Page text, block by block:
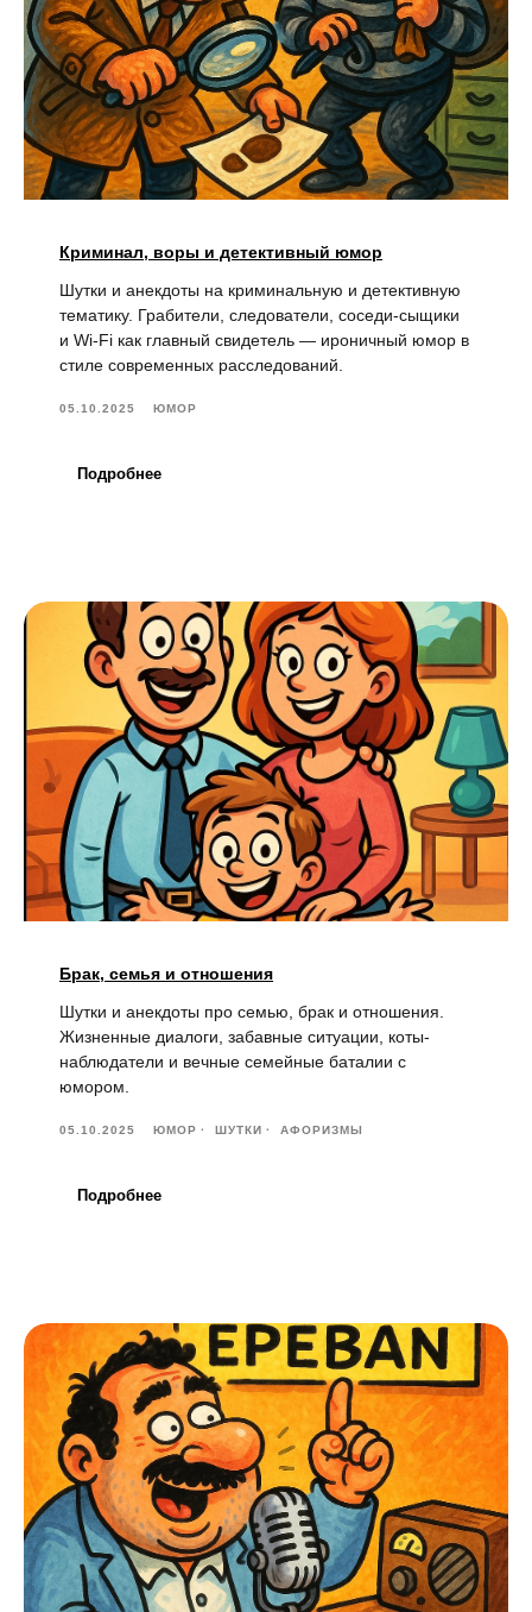
Криминал, воры и детективный юмор
Шутки и анекдоты на криминальную и детективную
тематику. Грабители, следователи, соседи-сыщики
и Wi-Fi как главный свидетель — ироничный юмор в
стиле современных расследований.
05.10.2025 ЮМОР
Подробнее
Брак, семья и отношения
Шутки и анекдоты про семью, брак и отношения.
Жизненные диалоги, забавные ситуации, коты-
наблюдатели и вечные семейные баталии с
юмором.
05.10.2025 ЮМОР ШУТКИ АФОРИЗМЫ
Подробнее